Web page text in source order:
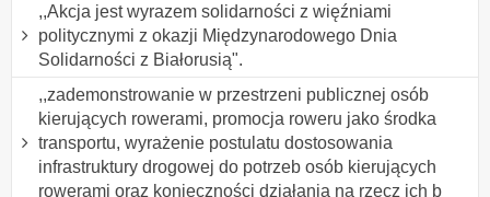
,,Akcja jest wyrazem solidarności z więźniami
politycznymi z okazji Międzynarodowego Dnia
Solidarności z Białorusią".
,,zademonstrowanie w przestrzeni publicznej osób
kierujących rowerami, promocja roweru jako środka
transportu, wyrażenie postulatu dostosowania
infrastruktury drogowej do potrzeb osób kierujących
rowerami oraz konieczności działania na rzecz ich b